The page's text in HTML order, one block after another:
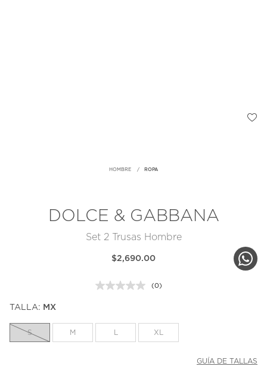
HOMBRE ROPA
DOLCE & GABBANA
Set 2 Trusas Hombre
$2,690.00
Sin
la
misma
(0)
TALLA: MX
S M XL
GUÍA DE TALLAS